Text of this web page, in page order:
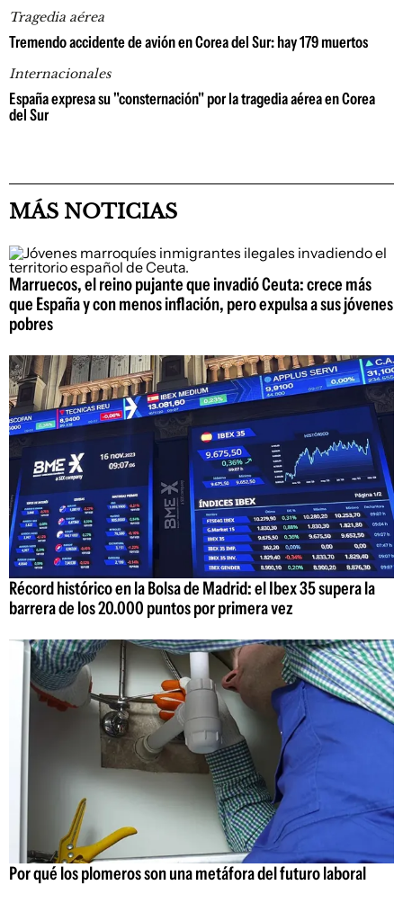
Tragedia aérea
Tremendo accidente de avión en Corea del Sur: hay 179 muertos
Internacionales
España expresa su "consternación" por la tragedia aérea en Corea
del Sur
MÁS NOTICIAS
Marruecos, el reino pujante que invadió Ceuta: crece más
que España y con menos inflación, pero expulsa a sus jóvenes
pobres
Récord histórico en la Bolsa de Madrid: el Ibex 35 supera la
barrera de los 20.000 puntos por primera vez
Por qué los plomeros son una metáfora del futuro laboral